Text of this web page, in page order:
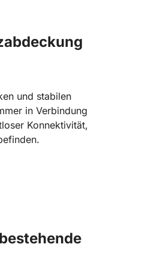
und stabilen
in Verbindung
Konnektivität,